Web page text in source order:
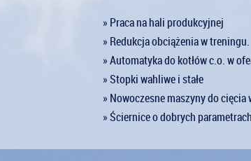
» Praca na hali produkcyjnej
» Redukcja obciążenia w treningu.
» Automatyka do kotłów c.o. w
» Stopki wahliwe i stałe
» Nowoczesne maszyny do cięcia
» Ściernice o dobrych parametrach